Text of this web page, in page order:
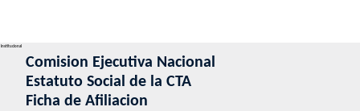
Institucional
Comision Ejecutiva Nacional
Estatuto Social de la CTA
Ficha de Afiliacion